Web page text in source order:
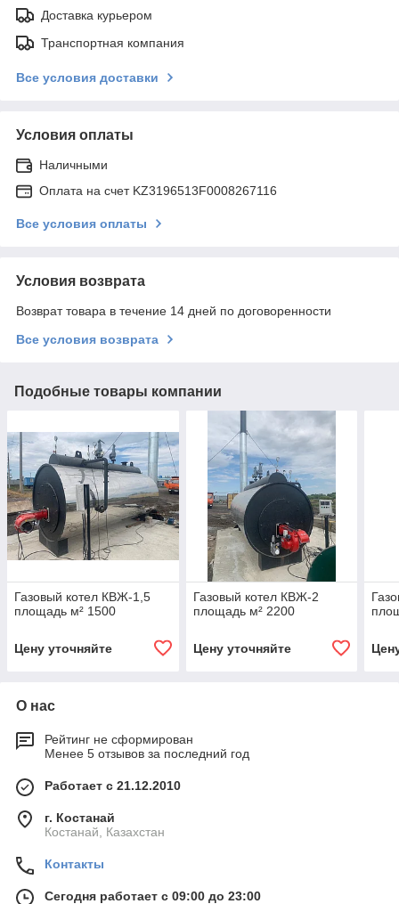
Доставка курьером
Транспортная компания
Все условия доставки
Условия оплаты
Наличными
Оплата на счет KZ3196513F0008267116
Все условия оплаты
Условия возврата
Возврат товара в течение 14 дней по договоренности
Все условия возврата
Подобные товары компании
Газовый котел КВЖ-1,5
площадь м² 1500
Цену уточняйте
Газовый котел КВЖ-2
площадь м² 2200
Цену уточняйте
О нас
Рейтинг не сформирован
Менее 5 отзывов за последний год
Работает с 21.12.2010
г. Костанай
Костанай, Казахстан
Контакты
Сегодня работает с 09:00 до 23:00